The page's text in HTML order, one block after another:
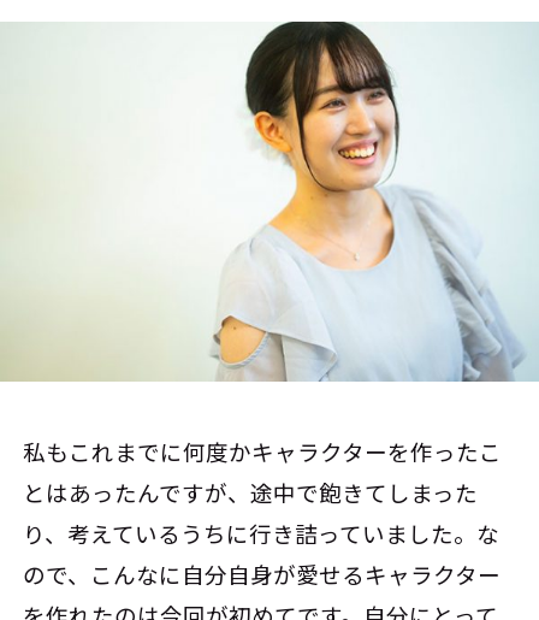
私もこれまでに何度かキャラクターを作ったこ
とはあったんですが、途中で飽きてしまった
り、考えているうちに行き詰っていました。な
ので、こんなに自分自身が愛せるキャラクター